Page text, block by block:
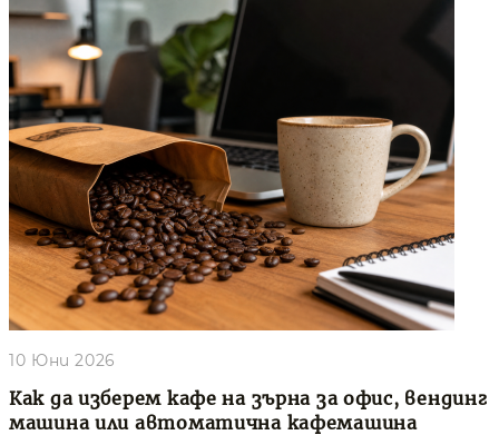
Как да изберем кафе на зърна за офис, вендинг
машина или автоматична кафемашина
10 Юни 2026